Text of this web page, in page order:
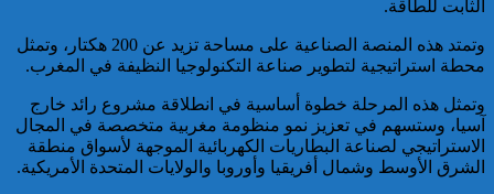
خبير: “البيعة الإلكترونية” تكشف
تحول الإرهاب الرقمي بعد تفكيك
خلية داعشية بتطوان
الثابت للطاقة.
وتمتد هذه المنصة الصناعية على مساحة تزيد عن 200 هكتار، وتمثل
محطة استراتيجية لتطوير صناعة التكنولوجيا النظيفة في المغرب.
وتمثل هذه المرحلة خطوة أساسية في انطلاقة مشروع رائد خارج
آسيا، وستسهم في تعزيز نمو منظومة مغربية متخصصة في المجال
الاستراتيجي لصناعة البطاريات الكهربائية الموجهة لأسواق منطقة
الشرق الأوسط وشمال أفريقيا وأوروبا والولايات المتحدة الأمريكية.